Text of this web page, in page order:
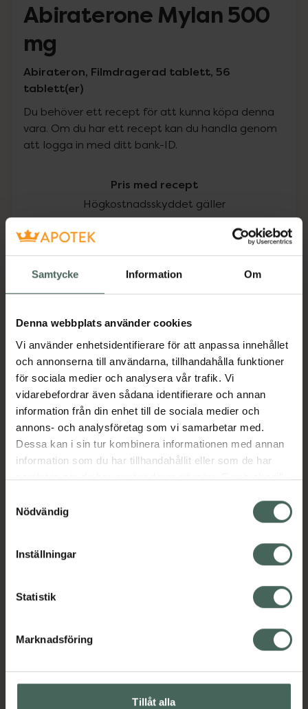
Samtycke Information Om
Denna webbplats använder cookies
Vi använder enhetsidentifierare för att anpassa innehållet
och annonserna till användarna, tillhandahålla funktioner
för sociala medier och analysera vår trafik. Vi
vidarebefordrar även sådana identifierare och annan
information från din enhet till de sociala medier och
annons- och analysföretag som vi samarbetar med.
Dessa kan i sin tur kombinera informationen med annan
information som du har tillhandahållit eller som de har
samlat in när du har använt deras tjänster. Samtycke till
återkalla ditt samtycke via webbplatsens
cookieinställningar. Ett återkallat samtycke påverkar inte
lagligheten av behandling som skett innan återkallelsen.
Nödvändig
Inställningar
Statistik
Marknadsföring
Tillåt alla
Abiraterone Mylan 500
mg
Abirateron, Filmdragerad tablett, 56
tablett(er)
Du behöver ett recept för att kunna köpa denna
vara. Om du har ett recept kan du handla genom
att logga in med ditt bank-ID.
Pris med recept
Högkostnadsskyddet gäller
8677,27 kr
I apotek: 8677,27 kr
Aktuella erbjudanden
Beskrivning Dölj
EAN:05099151933300
syd till Lappland i norr, och online i mobilen och på
hjälpa just dig att må lite bättre. Välkommen att prata
med oss.
Kundservice